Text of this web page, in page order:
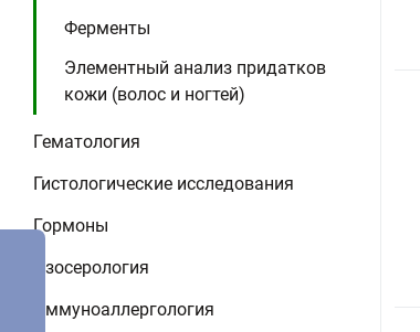
Ферменты
Элементный анализ придатков
кожи (волос и ногтей)
Гематология
Гистологические исследования
Гормоны
Изосерология
Иммуноаллергология